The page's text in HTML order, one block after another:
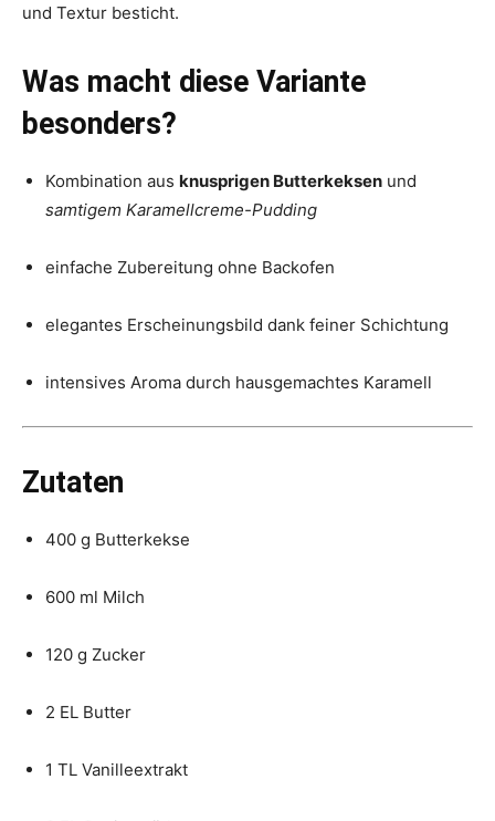
und Textur besticht.
Was macht diese Variante
besonders?
Kombination aus knusprigen Butterkeksen und
samtigem Karamellcreme-Pudding
einfache Zubereitung ohne Backofen
elegantes Erscheinungsbild dank feiner Schichtung
intensives Aroma durch hausgemachtes Karamell
Zutaten
400 g Butterkekse
600 ml Milch
120 g Zucker
2 EL Butter
1 TL Vanilleextrakt